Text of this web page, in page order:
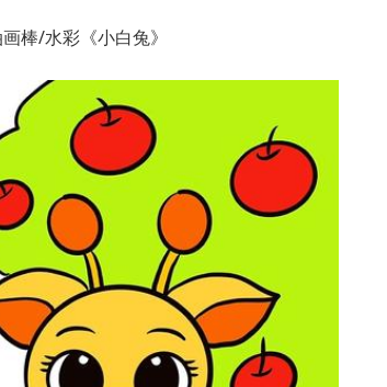
棒/水彩《小白兔》